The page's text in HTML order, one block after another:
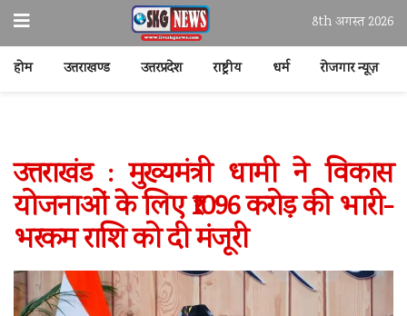
8th अगस्त 2026
होम उत्तराखण्ड उत्तरप्रदेश राष्ट्रीय धर्म रोजगार न्यूज़
उत्तराखंड : मुख्यमंत्री धामी ने विकास
योजनाओं के लिए ₹1096 करोड़ की भारी-
भरकम राशि को दी मंजूरी